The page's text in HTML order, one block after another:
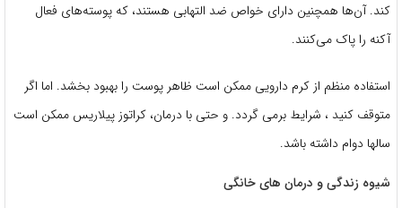
کند. آن‌ها همچنین دارای خواص ضد التهابی هستند، که پوسته‌های فعال
آکنه را پاک می‌کنند.
استفاده منظم از کرم دارویی ممکن است ظاهر پوست را بهبود بخشد. اما اگر
متوقف کنید ، شرایط برمی گردد. و حتی با درمان، کراتوز پیلاریس ممکن است
سالها دوام داشته باشد.
شیوه زندگی و درمان های خانگی